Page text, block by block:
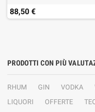
88,50 €
PRODOTTI CON PIÙ
RHUM GIN VODKA
LIQUORI
OFFERTE